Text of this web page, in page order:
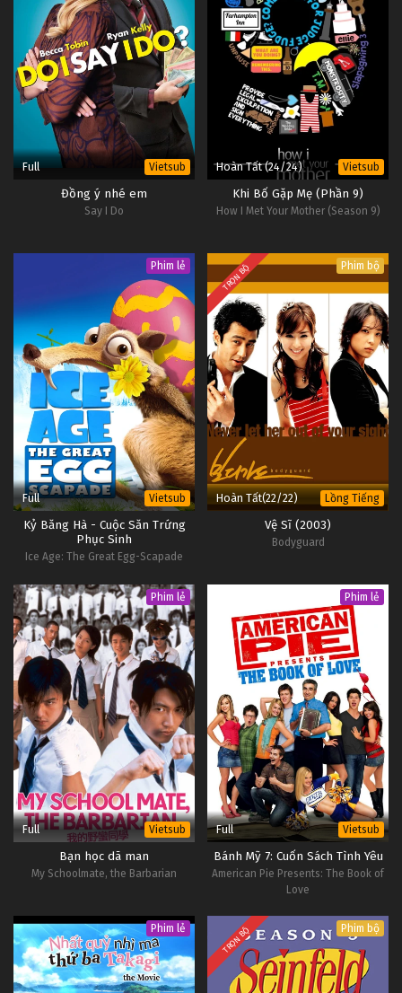
Full Vietsub
Đồng ý nhé em
Say I Do
Hoàn Tất (24/24) Vietsub
Khi Bố Gặp Mẹ (Phần 9)
How I Met Your Mother (Season 9)
Phim lẻ
Full Vietsub
Kỷ Băng Hà - Cuộc Săn Trứng
Phục Sinh
Ice Age: The Great Egg-Scapade
TRỌN BỘ Phim bộ
Hoàn Tất(22/22) Lồng Tiếng
Vệ Sĩ (2003)
Bodyguard
Phim lẻ
Full Vietsub
Bạn học dã man
My Schoolmate, the Barbarian
Phim lẻ
Full Vietsub
Bánh Mỹ 7: Cuốn Sách Tình Yêu
American Pie Presents: The Book of
Love
Phim lẻ TRỌN BỘ Phim bộ